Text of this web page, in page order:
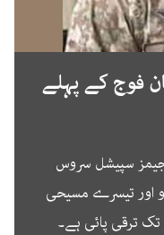
فوج کے پہلے
سپیشل سروس
اور تیسرے مسیحی
ترقی پائی ہے۔